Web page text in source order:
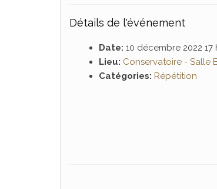
Détails de l'événement
Date: 10 décembre 2022 17
Lieu: Conservatoire - Salle
Catégories: Répétition